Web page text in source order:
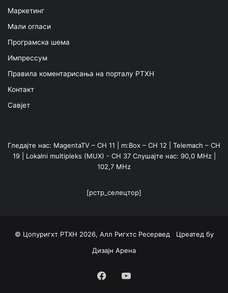
Маркетинг
Мали огласи
Програмска шема
Импрессум
Правила коментарисања на порталу РТХН
Контакт
Савјет
Гледајте нас: MagentaTV – CH 11 | m:Box – CH 12 | Telemach – CH
19 | Lokalni multipleks (MUX) - CH 37 Слушајте нас: 90,0 MHz |
102,7 MHz
[рстр_селецтор]
© Цопyригхт РТХН 2026, Алл Ригхтс Ресервед Цреатед бy
Дизајн Арена
Фацебоок